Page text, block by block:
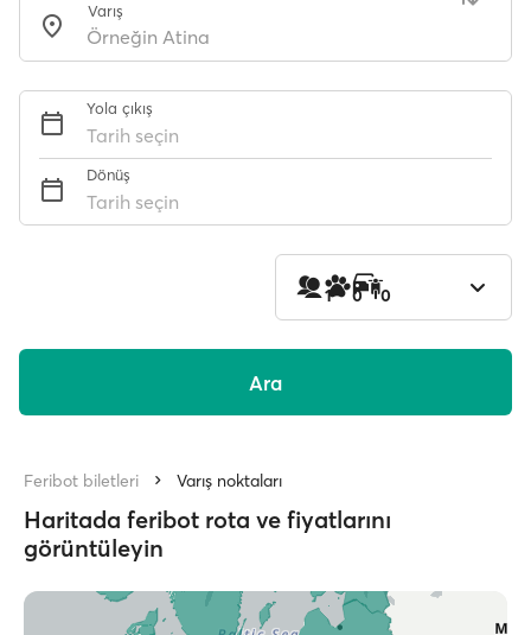
Varış
Yola çıkış
Tarih seçin
Dönüş
Tarih seçin
1 0 0
Ara
Feribot biletleri Varış noktaları
Haritada feribot rota ve fiyatlarını
görüntüleyin